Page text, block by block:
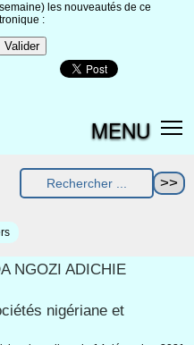
les nouveautés de ce
:
MENU
NGOZI ADICHIE
nigériane et